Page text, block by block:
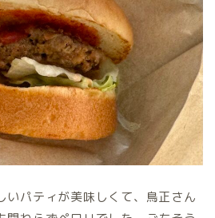
いパティが美味しくて、鳥正さん